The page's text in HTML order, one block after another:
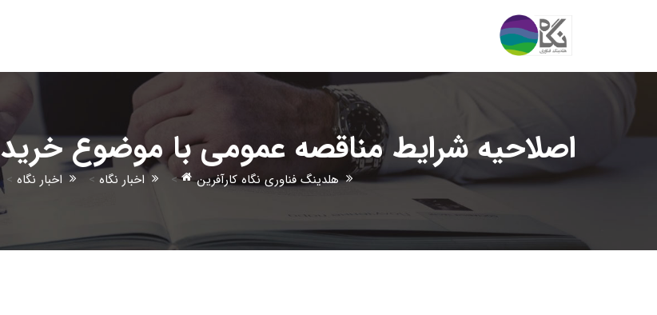
اصلاحیه شرایط مناقصه عمومی با موضوع خرید ۱۴۰ دستگاه اسکنر
هلدینگ فناوری نگاه کارآفرین > اخبار نگاه > اخبار نگاه >